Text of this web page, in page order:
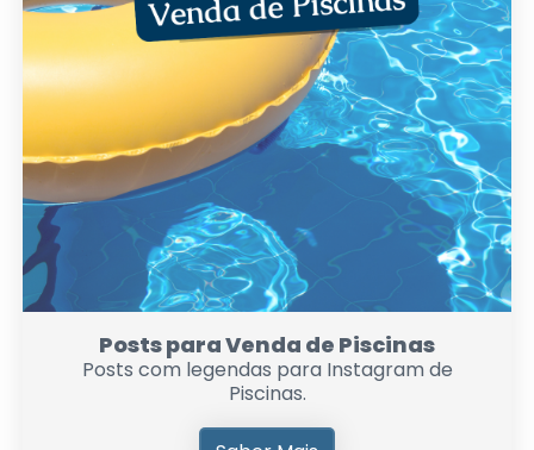
Posts para Venda de Piscinas
Posts com legendas para Instagram de
Piscinas.